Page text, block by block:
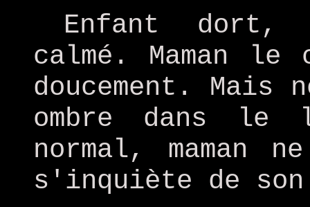
Enfant dort,
calmé. Maman le
doucement.
ombre dans
normal, maman
s'inquiète de son